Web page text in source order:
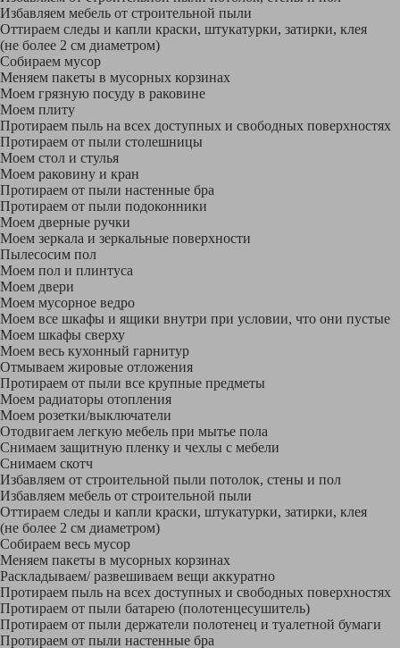
Избавляем мебель от строительной пыли
Оттираем следы и капли краски, штукатурки, затирки, клея
(не более 2 см диаметром)
Собираем мусор
Меняем пакеты в мусорных корзинах
Моем грязную посуду в раковине
Моем плиту
Протираем пыль на всех доступных и свободных поверхностях
Протираем от пыли столешницы
Моем стол и стулья
Моем раковину и кран
Протираем от пыли настенные бра
Протираем от пыли подоконники
Моем дверные ручки
Моем зеркала и зеркальные поверхности
Пылесосим пол
Моем пол и плинтуса
Моем двери
Моем мусорное ведро
Моем все шкафы и ящики внутри при условии, что они пустые
Моем шкафы сверху
Моем весь кухонный гарнитур
Отмываем жировые отложения
Протираем от пыли все крупные предметы
Моем радиаторы отопления
Моем розетки/выключатели
Отодвигаем легкую мебель при мытье пола
Снимаем защитную пленку и чехлы с мебели
Снимаем скотч
Избавляем от строительной пыли потолок, стены и пол
Избавляем мебель от строительной пыли
Оттираем следы и капли краски, штукатурки, затирки, клея
(не более 2 см диаметром)
Собираем весь мусор
Меняем пакеты в мусорных корзинах
Раскладываем/ развешиваем вещи аккуратно
Протираем пыль на всех доступных и свободных поверхностях
Протираем от пыли батарею (полотенцесушитель)
Протираем от пыли держатели полотенец и туалетной бумаги
Протираем от пыли настенные бра